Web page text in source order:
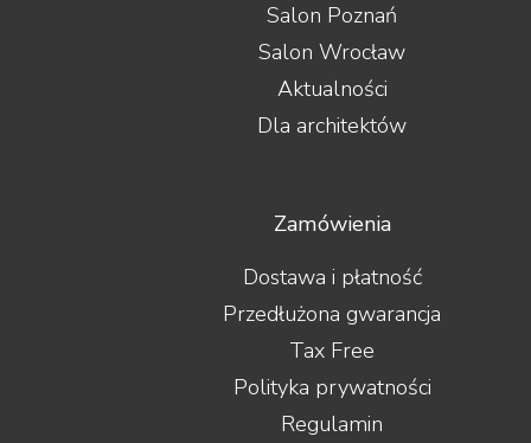
Salon Poznań
Salon Wrocław
Aktualności
Dla architektów
Zamówienia
Dostawa i płatność
Przedłużona gwarancja
Tax Free
Polityka prywatności
Regulamin